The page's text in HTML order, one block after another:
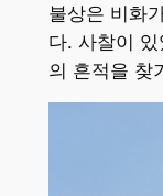
불상은 비화
다. 사찰이
의 흔적을 찾